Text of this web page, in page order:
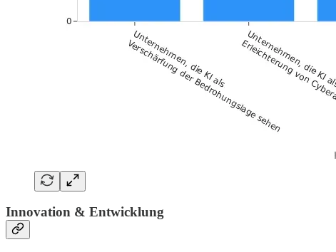
Innovation & Entwicklung